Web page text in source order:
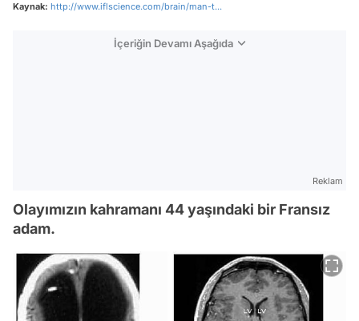
Kaynak: http://www.iflscience.com/brain/man-t...
İçeriğin Devamı Aşağıda
Reklam
Olayımızın kahramanı 44 yaşındaki bir Fransız
adam.